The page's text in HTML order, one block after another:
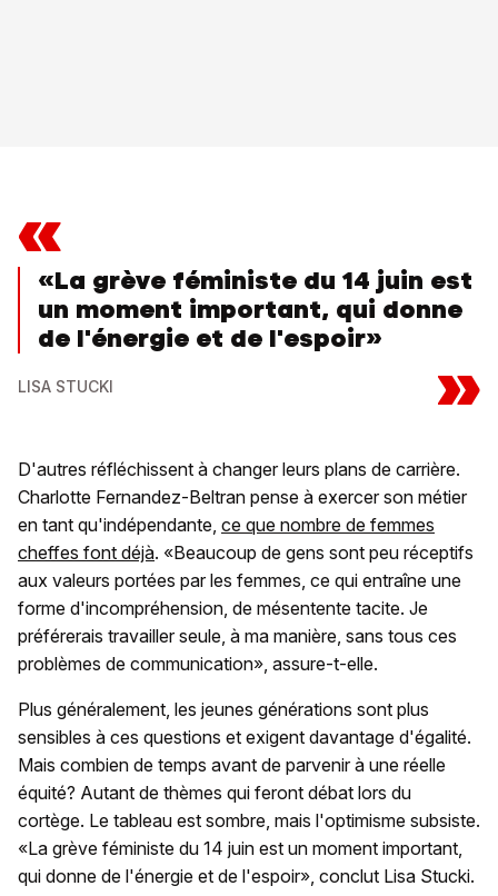
«
«La grève féministe du 14 juin est
un moment important, qui donne
de l'énergie et de l'espoir»
LISA STUCKI »
D'autres réfléchissent à changer leurs plans de carrière.
Charlotte Fernandez-Beltran pense à exercer son métier
en tant qu'indépendante, ce que nombre de femmes
cheffes font déjà. «Beaucoup de gens sont peu réceptifs
aux valeurs portées par les femmes, ce qui entraîne une
forme d'incompréhension, de mésentente tacite. Je
préférerais travailler seule, à ma manière, sans tous ces
problèmes de communication», assure-t-elle.
Plus généralement, les jeunes générations sont plus
sensibles à ces questions et exigent davantage d'égalité.
Mais combien de temps avant de parvenir à une réelle
équité? Autant de thèmes qui feront débat lors du
cortège. Le tableau est sombre, mais l'optimisme subsiste.
«La grève féministe du 14 juin est un moment important,
qui donne de l'énergie et de l'espoir», conclut Lisa Stucki.